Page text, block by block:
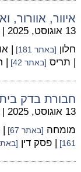
איוור, אוורור,
13 אוגוסט, 2025 |
חלון [באתר 181] |
| תריס [באתר 42] |
חבורת בדק
13 אוגוסט, 2025 |
מומחה [באתר 67] |
161]
| פסק דין [באתר